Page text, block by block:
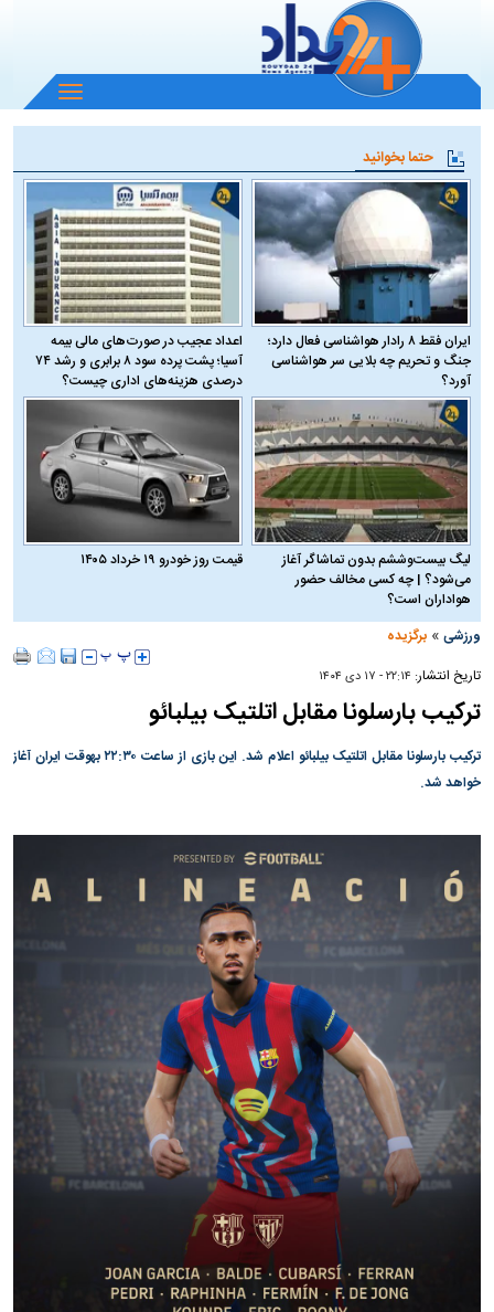
باز
و
منو
حتما بخوانید
ایران فقط ۸ رادار هواشناسی فعال دارد؛
جنگ و تحریم چه بلایی سر هواشناسی
آورد؟
اعداد عجیب در صورت‌های مالی بیمه
آسیا؛ پشت پرده سود ۸ برابری و رشد ۷۴
درصدی هزینه‌های اداری چیست؟
لیگ بیست‌وششم بدون تماشاگر آغاز
می‌شود؟ | چه کسی مخالف حضور
هواداران است؟
قیمت روز خودرو ۱۹ خرداد ۱۴۰۵
ورزشی »برگزیده
تاریخ انتشار: ۲۲:۱۴ - ۱۷ دی ۱۴۰۴
ترکیب بارسلونا مقابل اتلتیک بیلبائو
ترکیب بارسلونا مقابل اتلتیک بیلبائو اعلام شد. این بازی از ساعت ۲۲:۳۰ بهوقت ایران آغاز
خواهد شد.